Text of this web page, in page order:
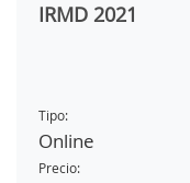
IRMD 2021
Tipo:
Online
Precio: